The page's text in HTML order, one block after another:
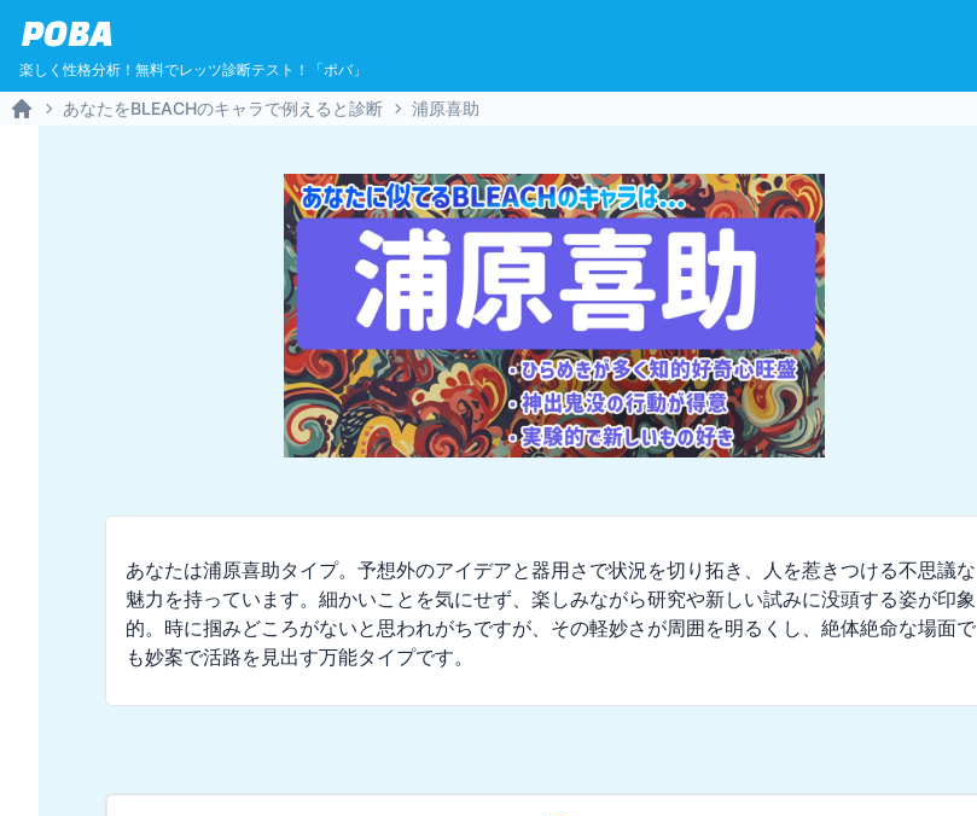
POBA
楽しく性格分析！無料でレッツ診断テスト！「ポバ」
あなたをBLEACHのキャラで例えると診断 浦原喜助
あなたは浦原喜助タイプ。予想外のアイデアと器用さで状況を切り拓き、人を惹きつける不思議な
魅力を持っています。細かいことを気にせず、楽しみながら研究や新しい試みに没頭する姿が印象
的。時に掴みどころがないと思われがちですが、その軽妙さが周囲を明るくし、絶体絶命な場面で
も妙案で活路を見出す万能タイプです。